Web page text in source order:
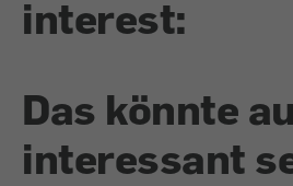
interest:
Das könnte
interessant